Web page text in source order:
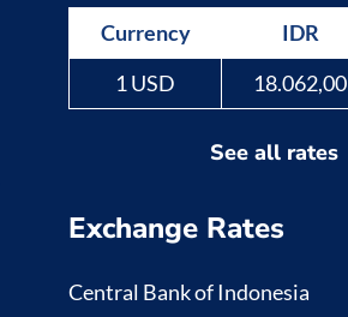
Currency
IDR
1 USD
18.062,00
See all rates
Exchange Rates
Central Bank of Indonesia